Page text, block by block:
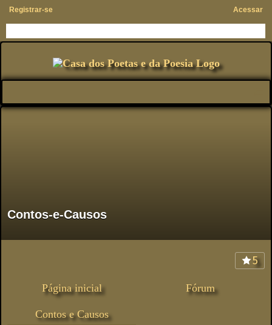
Registrar-se Acessar
Contos-e-Causos
5
Página inicial Fórum
Contos e Causos